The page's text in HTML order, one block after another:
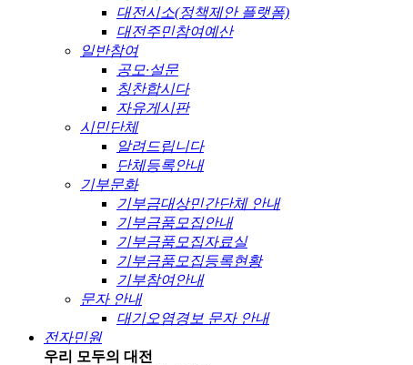
대전시소(정책제안 플랫폼)
대전주민참여예산
일반참여
공모·설문
칭찬합시다
자유게시판
시민단체
알려드립니다
단체등록안내
기부문화
기부금대상민간단체 안내
기부금품모집안내
기부금품모집자료실
기부금품모집등록현황
기부참여안내
문자 안내
대기오염경보 문자 안내
전자민원
우리 모두의 대전